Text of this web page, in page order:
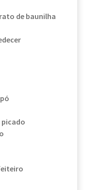
de baunilha